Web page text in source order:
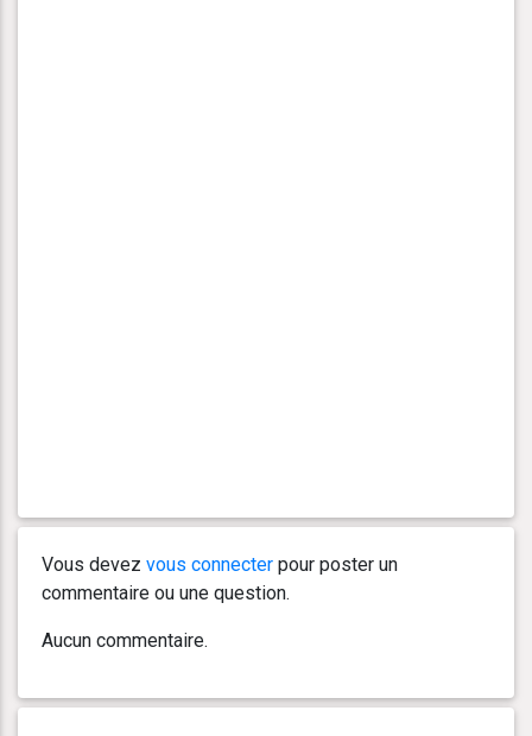
Vous devez vous connecter pour poster un
commentaire ou une question.
Aucun commentaire.